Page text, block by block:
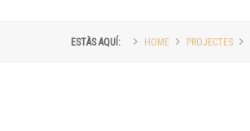
ESTÀS AQUÍ: HOME PROJECTES